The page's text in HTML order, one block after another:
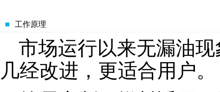
工作原理
市场运行以来无漏油
几经改进，更适合用户。